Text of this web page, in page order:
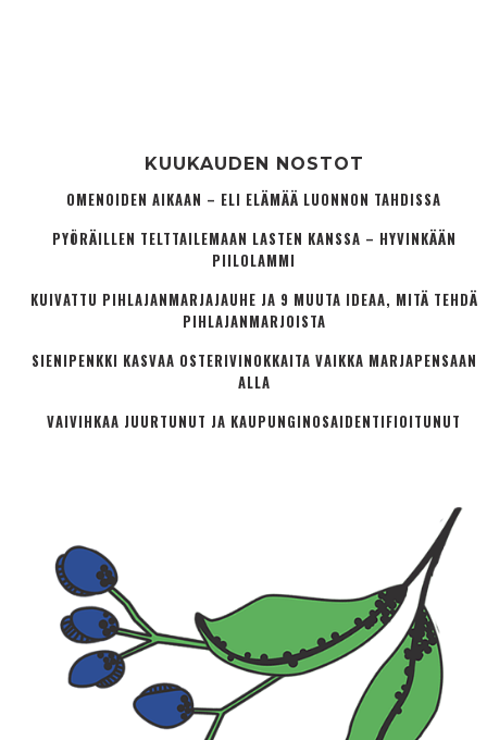
KUUKAUDEN NOSTOT
OMENOIDEN AIKAAN – ELI ELÄMÄÄ LUONNON TAHDISSA
PYÖRÄILLEN TELTTAILEMAAN LASTEN KANSSA – HYVINKÄÄN
PIILOLAMMI
KUIVATTU PIHLAJANMARJAJAUHE JA 9 MUUTA IDEAA, MITÄ TEHDÄ
PIHLAJANMARJOISTA
SIENIPENKKI KASVAA OSTERIVINOKKAITA VAIKKA MARJAPENSAAN
ALLA
VAIVIHKAA JUURTUNUT JA KAUPUNGINOSA­IDENTIFIOITUNUT